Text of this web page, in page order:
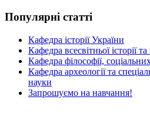
Популярні статті
Кафедра історії України
Кафедра всесвітньої історії
Кафедра філософії,
Кафедра археології та
науки
Запрошуємо на навчання!